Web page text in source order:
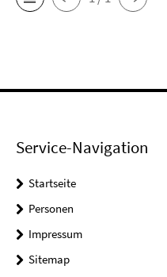
Service-Navigation
Startseite
Personen
Impressum
Sitemap